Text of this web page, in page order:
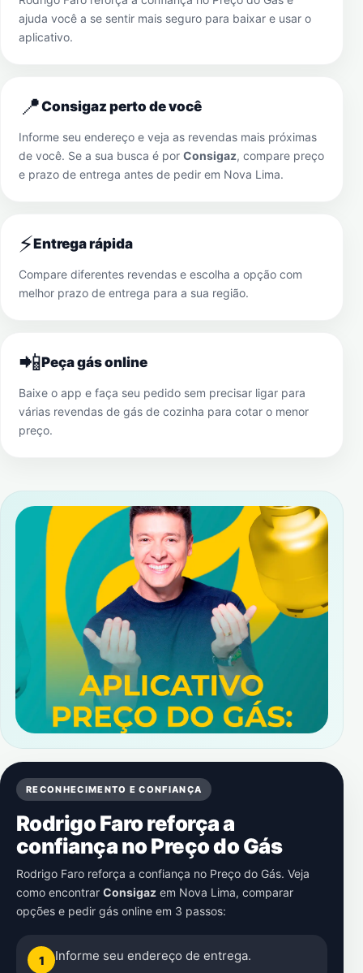
ajuda você a se sentir mais seguro para baixar e usar o
aplicativo.
📍Consigaz perto de você
Informe seu endereço e veja as revendas mais próximas
de você. Se a sua busca é por Consigaz, compare preço
e prazo de entrega antes de pedir em Nova Lima.
⚡Entrega rápida
Compare diferentes revendas e escolha a opção com
melhor prazo de entrega para a sua região.
📲Peça gás online
Baixe o app e faça seu pedido sem precisar ligar para
várias revendas de gás de cozinha para cotar o menor
preço.
RECONHECIMENTO E CONFIANÇA
Rodrigo Faro reforça a
confiança no Preço do Gás
Rodrigo Faro reforça a confiança no Preço do Gás. Veja
como encontrar Consigaz em Nova Lima, comparar
opções e pedir gás online em 3 passos:
1 Informe seu endereço de entrega.